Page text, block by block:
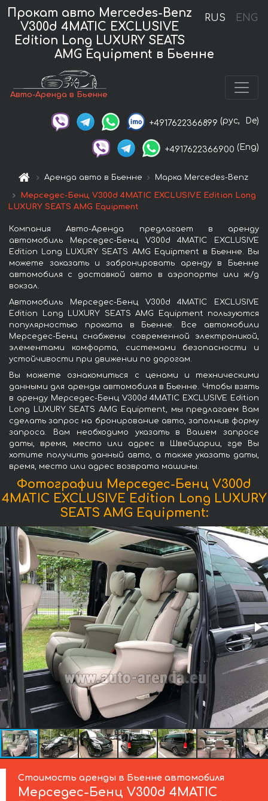
RUS ENG
Прокат авто Mercedes-Benz
V300d 4MATIC EXCLUSIVE
Edition Long LUXURY SEATS
AMG Equipment в Бьенне
Авто-Аренда в Бьенне
+4917622366899 (рус, De)
+4917622366900 (Eng)
Аренда авто в Бьенне Марка Mercedes-Benz
Мерседес-Бенц V300d 4MATIC EXCLUSIVE Edition Long
LUXURY SEATS AMG Equipment
Компания Авто-Аренда предлагает в аренду
автомобиль Мерседес-Бенц V300d 4MATIC EXCLUSIVE
Edition Long LUXURY SEATS AMG Equipment в Бьенне. Вы
можете заказать и забронировать аренду в Бьенне
автомобиля с доставкой авто в аэропорты или ж/д
вокзал.
Автомобиль Мерседес-Бенц V300d 4MATIC EXCLUSIVE
Edition Long LUXURY SEATS AMG Equipment пользуются
популярностью проката в Бьенне. Все автомобили
Мерседес-Бенц снабжены современной электроникой,
элементами комфорта, системами безопасности и
устойчивости при движении по дорогам.
Вы можете ознакомиться с ценами и техническими
данными для аренды автомобиля в Бьенне. Чтобы взять
в аренду Мерседес-Бенц V300d 4MATIC EXCLUSIVE Edition
Long LUXURY SEATS AMG Equipment, мы предлагаем Вам
сделать запрос на бронирование авто, заполнив форму
запроса. Вам необходимо указать в Вашем запросе
даты, время, место или адрес в Швейцарии, где Вы
хотите получить данный авто, а также указать даты,
время, место или адрес возврата машины.
Фотографии Мерседес-Бенц V300d
4MATIC EXCLUSIVE Edition Long LUXURY
SEATS AMG Equipment:
Стоимость аренды в Бьенне автомобиля
Мерседес-Бенц V300d 4MATIC